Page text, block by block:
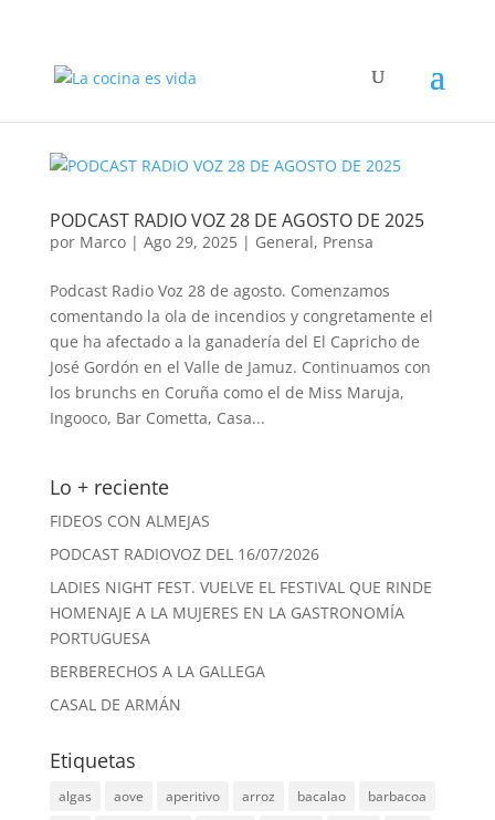
PODCAST RADIO VOZ 28 DE AGOSTO DE 2025
por Marco| Ago 29, 2025| General, Prensa
Podcast Radio Voz 28 de agosto. Comenzamos
comentando la ola de incendios y congretamente el
que ha afectado a la ganadería del El Capricho de
José Gordón en el Valle de Jamuz. Continuamos con
los brunchs en Coruña como el de Miss Maruja,
Ingooco, Bar Cometta, Casa...
Lo + reciente
FIDEOS CON ALMEJAS
PODCAST RADIOVOZ DEL 16/07/2026
LADIES NIGHT FEST. VUELVE EL FESTIVAL QUE RINDE
HOMENAJE A LA MUJERES EN LA GASTRONOMÍA
PORTUGUESA
BERBERECHOS A LA GALLEGA
CASAL DE ARMÁN
Etiquetas
algas aove aperitivo arroz bacalao
barbacoa